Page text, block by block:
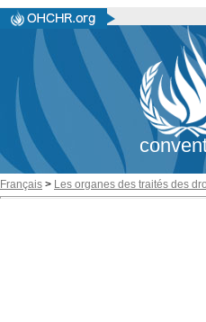
Français > Les organes des traités des